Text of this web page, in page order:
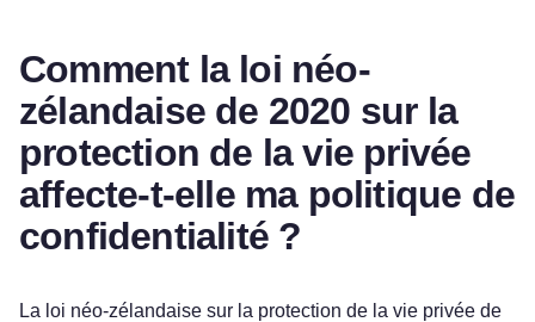
Comment la loi néo-
zélandaise de 2020 sur la
protection de la vie privée
affecte-t-elle ma politique de
confidentialité ?
La loi néo-zélandaise sur la protection de la vie privée de